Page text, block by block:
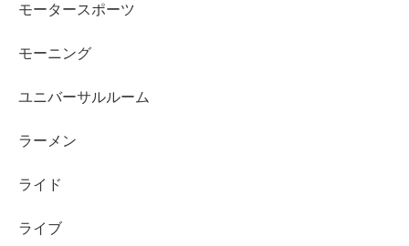
モータースポーツ
モーニング
ユニバーサルルーム
ラーメン
ライド
ライブ